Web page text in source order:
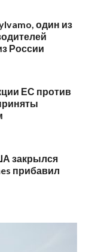
один из
России
ЕС против
закрылся
прибавил